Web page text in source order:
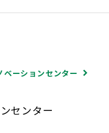
ベーションセンター
センター